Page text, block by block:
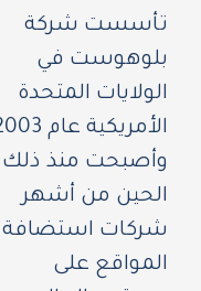
تأسست شركة
بلوهوست في
الولايات المتحدة
وأصبحت منذ ذلك
الحين من أشهر
شركات استضافة
المواقع على